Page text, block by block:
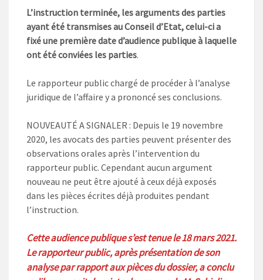
L’instruction terminée, les arguments des parties
ayant été transmises au Conseil d’Etat, celui-ci a
fixé une première date d’audience publique à laquelle
ont été conviées les parties.
Le rapporteur public chargé de procéder à l’analyse
juridique de l’affaire y a prononcé ses conclusions.
NOUVEAUTÉ A SIGNALER : Depuis le 19 novembre
2020, les avocats des parties peuvent présenter des
observations orales après l’intervention du
rapporteur public. Cependant aucun argument
nouveau ne peut être ajouté à ceux déjà exposés
dans les pièces écrites déjà produites pendant
l’instruction.
Cette audience publique s’est tenue le 18 mars 2021.
Le rapporteur public, après présentation de son
analyse par rapport aux pièces du dossier, a conclu